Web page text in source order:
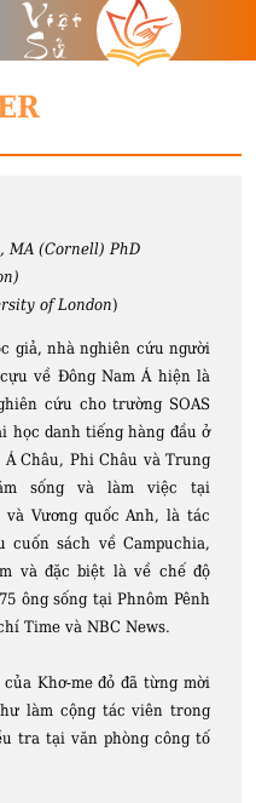
Việt
Sử
MA (Cornell) PhD
of London)
giả, nhà nghiên cứu người
về Đông Nam Á hiện là
cứu cho trường SOAS
học danh tiếng hàng đầu ở
Châu, Phi Châu và Trung
sống và làm việc tại
Vương quốc Anh, là tác
sách về Campuchia,
và đặc biệt là về chế độ
ông sống tại Phnôm Pênh
Time và NBC News.
Khơ-me đỏ đã từng mời
làm cộng tác viên trong
tra tại văn phòng công tố